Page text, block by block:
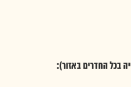
בכל החדרים באזור):